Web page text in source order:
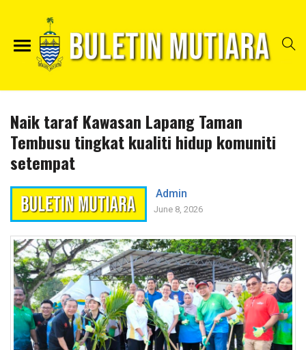
Naik taraf Kawasan Lapang Taman
Tembusu tingkat kualiti hidup komuniti
setempat
Admin
June 8, 2026